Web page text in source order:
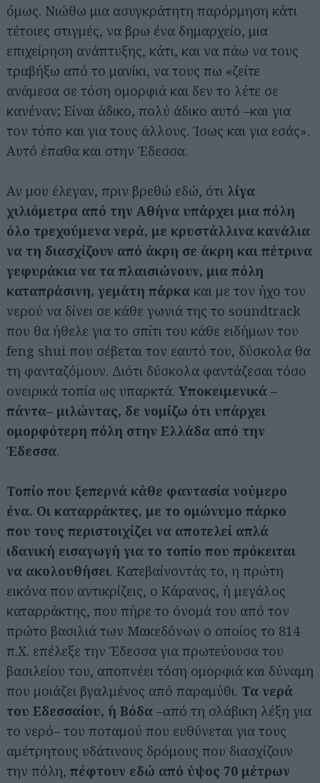
όμως. Νιώθω μια ασυγκράτητη παρόρμηση κάτι
τέτοιες στιγμές, να βρω ένα δημαρχείο, μια
επιχείρηση ανάπτυξης, κάτι, και να πάω να τους
τραβήξω από το μανίκι, να τους πω «ζείτε
ανάμεσα σε τόση ομορφιά και δεν το λέτε σε
κανέναν; Είναι άδικο, πολύ άδικο αυτό –και για
τον τόπο και για τους άλλους. Ίσως και για εσάς».
Αυτό έπαθα και στην Έδεσσα.
Αν μου έλεγαν, πριν βρεθώ εδώ, ότι λίγα
χιλιόμετρα από την Αθήνα υπάρχει μια πόλη
όλο τρεχούμενα νερά, με κρυστάλλινα κανάλια
να τη διασχίζουν από άκρη σε άκρη και πέτρινα
γεφυράκια να τα πλαισιώνουν, μια πόλη
καταπράσινη, γεμάτη πάρκα και με τον ήχο του
νερού να δίνει σε κάθε γωνιά της το soundtrack
που θα ήθελε για το σπίτι του κάθε ειδήμων του
feng shui που σέβεται τον εαυτό του, δύσκολα θα
τη φανταζόμουν. Διότι δύσκολα φαντάζεσαι τόσο
ονειρικά τοπία ως υπαρκτά. Υποκειμενικά –
πάντα– μιλώντας, δε νομίζω ότι υπάρχει
ομορφότερη πόλη στην Ελλάδα από την
Έδεσσα.
Τοπίο που ξεπερνά κάθε φαντασία νούμερο
ένα. Οι καταρράκτες, με το ομώνυμο πάρκο
που τους περιστοιχίζει να αποτελεί απλά
ιδανική εισαγωγή για το τοπίο που πρόκειται
να ακολουθήσει. Κατεβαίνοντάς το, η πρώτη
εικόνα που αντικρίζεις, ο Κάρανος, ή μεγάλος
καταρράκτης, που πήρε το όνομά του από τον
πρώτο βασιλιά των Μακεδόνων ο οποίος το 814
π.Χ. επέλεξε την Έδεσσα για πρωτεύουσα του
βασιλείου του, αποπνέει τόση ομορφιά και δύναμη
που μοιάζει βγαλμένος από παραμύθι. Τα νερά
του Εδεσσαίου, ή Βόδα –από τη σλάβικη λέξη για
το νερό– του ποταμού που ευθύνεται για τους
αμέτρητους υδάτινους δρόμους που διασχίζουν
την πόλη, πέφτουν εδώ από ύψος 70 μέτρων